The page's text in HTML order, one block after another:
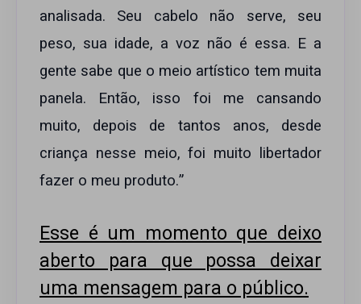
analisada. Seu cabelo não serve, seu
peso, sua idade, a voz não é essa. E a
gente sabe que o meio artístico tem muita
panela. Então, isso foi me cansando
muito, depois de tantos anos, desde
criança nesse meio, foi muito libertador
fazer o meu produto.”
Esse é um momento que deixo
aberto para que possa deixar
uma mensagem para o público.